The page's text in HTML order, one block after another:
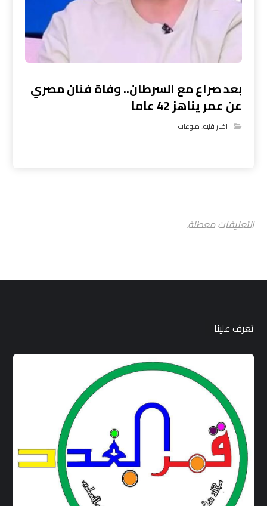
بعد صراع مع السرطان.. وفاة فنان مصري
عن عمر يناهز 42 عاما
اخبار فنيه,منوعات
التعليقات معطلة.
تعرف علينا